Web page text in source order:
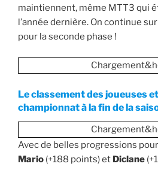
maintiennent, même MTT3 qui
l’année dernière. On continue
pour la seconde phase !
Le classement des joueuses
championnat à la fin de la
Avec de belles progressions pour
Mario (+188 points) et Diclane